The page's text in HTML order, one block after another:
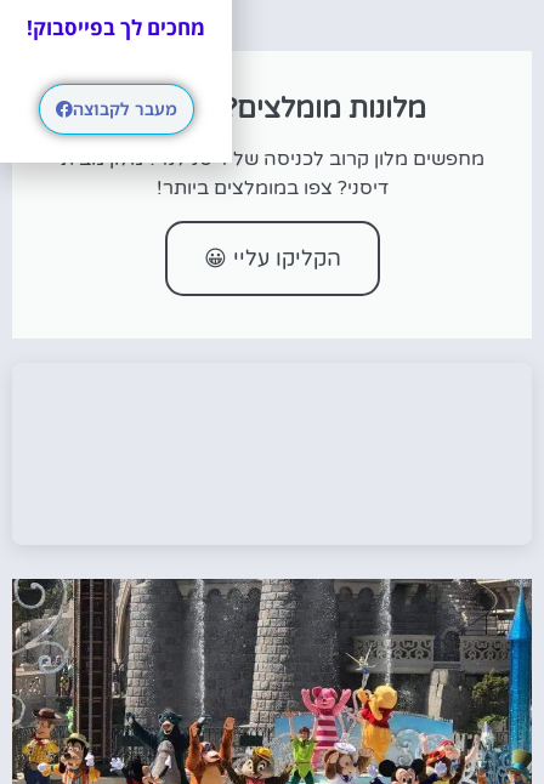
מלונות מומלצים? ⭐⭐⭐⭐⭐
מחפשים מלון קרוב לכניסה של דיסנילנד? מלון מבית
דיסני? צפו במומלצים ביותר!
הקליקו עליי 😀
מחכים לך בפייסבוק!
מעבר לקבוצה